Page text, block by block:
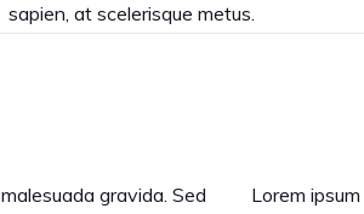
sapien, at scelerisque metus.
gravida. Sed
Lorem